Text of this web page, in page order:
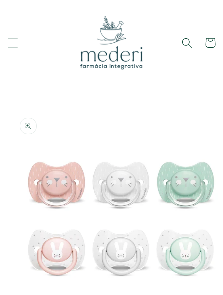
Carrito
a la
información